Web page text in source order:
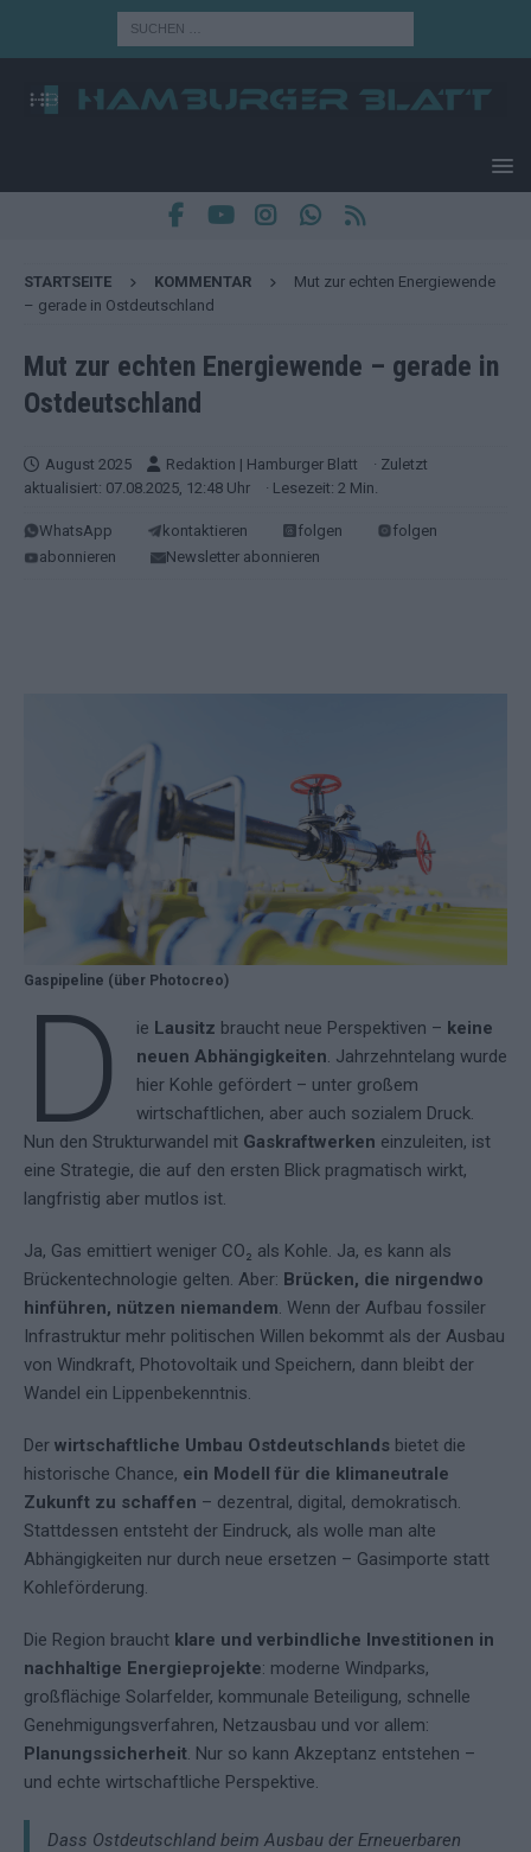
STARTSEITE KOMMENTAR
Mut zur echten Energiewende
– gerade in Ostdeutschland
Mut zur echten Energiewende – gerade in
Ostdeutschland
August 2025 Redaktion | Hamburger Blatt
· Zuletzt
aktualisiert: 07.08.2025, 12:48 Uhr
· Lesezeit: 2 Min.
WhatsApp kontaktieren folgen
folgen
abonnieren
Newsletter abonnieren
Gaspipeline (über Photocreo)
D ie Lausitz braucht neue Perspektiven – keine
neuen Abhängigkeiten. Jahrzehntelang wurde
hier Kohle gefördert – unter großem
wirtschaftlichen, aber auch sozialem Druck.
Nun den Strukturwandel mit Gaskraftwerken einzuleiten, ist
eine Strategie, die auf den ersten Blick pragmatisch wirkt,
langfristig aber mutlos ist.
Ja, Gas emittiert weniger CO₂ als Kohle. Ja, es kann als
Brückentechnologie gelten. Aber: Brücken, die nirgendwo
hinführen, nützen niemandem. Wenn der Aufbau fossiler
Infrastruktur mehr politischen Willen bekommt als der Ausbau
von Windkraft, Photovoltaik und Speichern, dann bleibt der
Wandel ein Lippenbekenntnis.
Der wirtschaftliche Umbau Ostdeutschlands bietet die
historische Chance, ein Modell für die klimaneutrale
Zukunft zu schaffen – dezentral, digital, demokratisch.
Stattdessen entsteht der Eindruck, als wolle man alte
Abhängigkeiten nur durch neue ersetzen – Gasimporte statt
Kohleförderung.
Die Region braucht klare und verbindliche Investitionen in
nachhaltige Energieprojekte: moderne Windparks,
großflächige Solarfelder, kommunale Beteiligung, schnelle
Genehmigungsverfahren, Netzausbau und vor allem:
Planungssicherheit. Nur so kann Akzeptanz entstehen –
und echte wirtschaftliche Perspektive.
Dass Ostdeutschland beim Ausbau der Erneuerbaren